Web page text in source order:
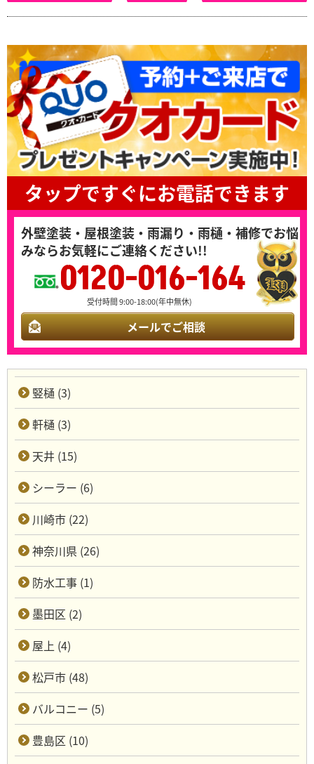
タップですぐにお電話できます
外壁塗装・屋根塗装・雨漏り・雨樋・補修でお悩
みならお気軽にご連絡ください!!
0120-016-164
受付時間 9:00-18:00(年中無休)
メールでご相談
竪樋 (3)
軒樋 (3)
天井 (15)
シーラー (6)
川崎市 (22)
神奈川県 (26)
防水工事 (1)
墨田区 (2)
屋上 (4)
松戸市 (48)
バルコニー (5)
豊島区 (10)